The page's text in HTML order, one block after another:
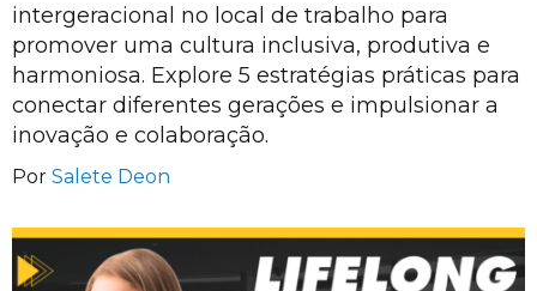
intergeracional no local de trabalho para
promover uma cultura inclusiva, produtiva e
harmoniosa. Explore 5 estratégias práticas para
conectar diferentes gerações e impulsionar a
inovação e colaboração.
Por Salete Deon